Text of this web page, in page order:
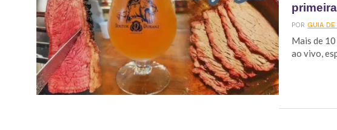
PORGUIA DE
Mais de
ao vivo,